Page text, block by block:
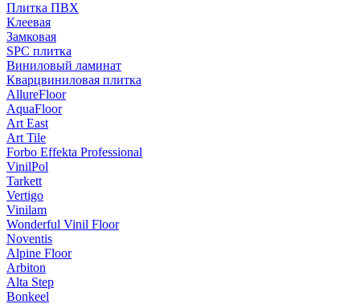
Плитка ПВХ
Клеевая
Замковая
SPC плитка
Виниловый ламинат
Кварцвиниловая плитка
AllureFloor
AquaFloor
Art East
Art Tile
Forbo Effekta Professional
VinilPol
Tarkett
Vertigo
Vinilam
Wonderful Vinil Floor
Noventis
Alpine Floor
Arbiton
Alta Step
Bonkeel